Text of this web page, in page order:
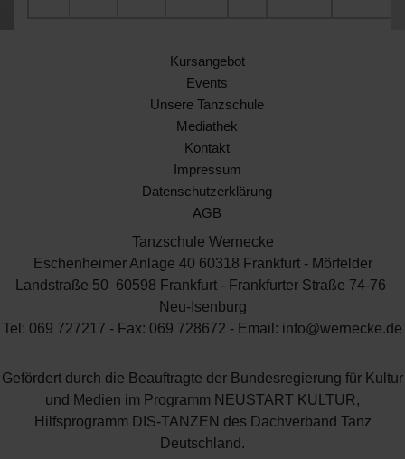
Kursangebot
Events
Unsere Tanzschule
Mediathek
Kontakt
Impressum
Datenschutzerklärung
AGB
Tanzschule Wernecke
Eschenheimer Anlage 40 60318 Frankfurt - Mörfelder
Landstraße 50 60598 Frankfurt - Frankfurter Straße 74-76
Neu-Isenburg
Tel: 069 727217 - Fax: 069 728672 - Email: info@wernecke.de
Gefördert durch die Beauftragte der Bundesregierung für Kultur
und Medien im Programm NEUSTART KULTUR,
Hilfsprogramm DIS-TANZEN des Dachverband Tanz
Deutschland.